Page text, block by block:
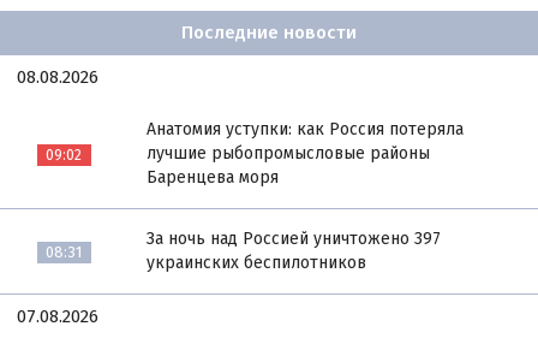
Последние новости
08.08.2026
09:02
Анатомия уступки: как Россия потеряла
лучшие рыбопромысловые районы
Баренцева моря
08:31
За ночь над Россией уничтожено 397
украинских беспилотников
07.08.2026